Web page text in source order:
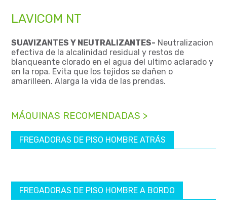
LAVICOM NT
SUAVIZANTES Y NEUTRALIZANTES- Neutralizacion
efectiva de la alcalinidad residual y restos de
blanqueante clorado en el agua del ultimo aclarado y
en la ropa. Evita que los tejidos se dañen o
amarilleen. Alarga la vida de las prendas.
MÁQUINAS RECOMENDADAS >
FREGADORAS DE PISO HOMBRE ATRÁS
FREGADORAS DE PISO HOMBRE A BORDO